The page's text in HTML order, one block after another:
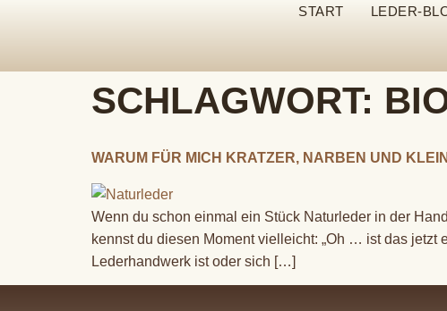
START LEDER-
SCHLAGWORT:
WARUM FÜR MICH KRATZER, NARBEN UND
Wenn du schon einmal ein Stück Naturleder in der
kennst du diesen Moment vielleicht: „Oh … ist das jetzt
Lederhandwerk ist oder sich […]